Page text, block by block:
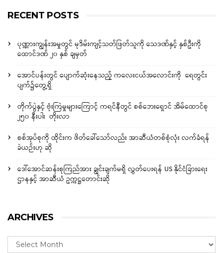
RECENT POSTS
ပုဏ္ဏားကျွန်းအမှုတွင် မုဒိမ်းကျင့်သတ်ဖြတ်သူကို သေဒဏ်နှင့် နှစ်ဦးကို
ထောင်ဒဏ် ၂၀ နှစ် ချမှတ်
အောင်ပန်းတွင် ပျောက်ဆုံးနေသည့် ကလေးငယ်အလောင်းကို ရေတွင်း
ပျက်၌တွေ့ရှိ
တိုက်ပွဲနှင့် ဗုံးကြဲမှုများကြောင့် ကရင်နီတွင် စစ်ဘေးရှောင် အိမ်ထောင်စု
၂၅၀ နီးပါး တိုးလာ
စစ်အုပ်စုကို ထိုင်းက ဖိတ်ခေါ်သော်လည်း အာဆီယံတစ်စုံလုံး လက်ခံရန်
ခဲယဉ်းဟု ဆို
ဒေါ်အောင်ဆန်းစုကြည်အား ချွင်းချက်မရှိ လွှတ်ပေးရန် US နိုင်ငံခြားရေး
ဌာနနှင့် အာဆီယံ ဥက္ကဋ္ဌတောင်းဆို
ARCHIVES